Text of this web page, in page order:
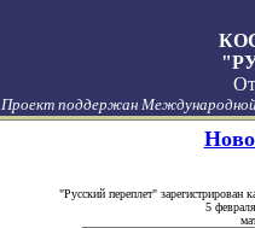
От
Проект поддержан Международной
"Русский переплет" зарегистрирован
5